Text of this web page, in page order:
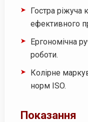
Гостра ріжуча
ефективного
Ергономічна
роботи.
Колірне
норм ISO.
Показання